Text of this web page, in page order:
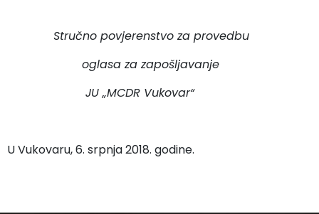
Stručno povjerenstvo za provedbu
oglasa za zapošljavanje
JU „MCDR Vukovar“
U Vukovaru, 6. srpnja 2018. godine.